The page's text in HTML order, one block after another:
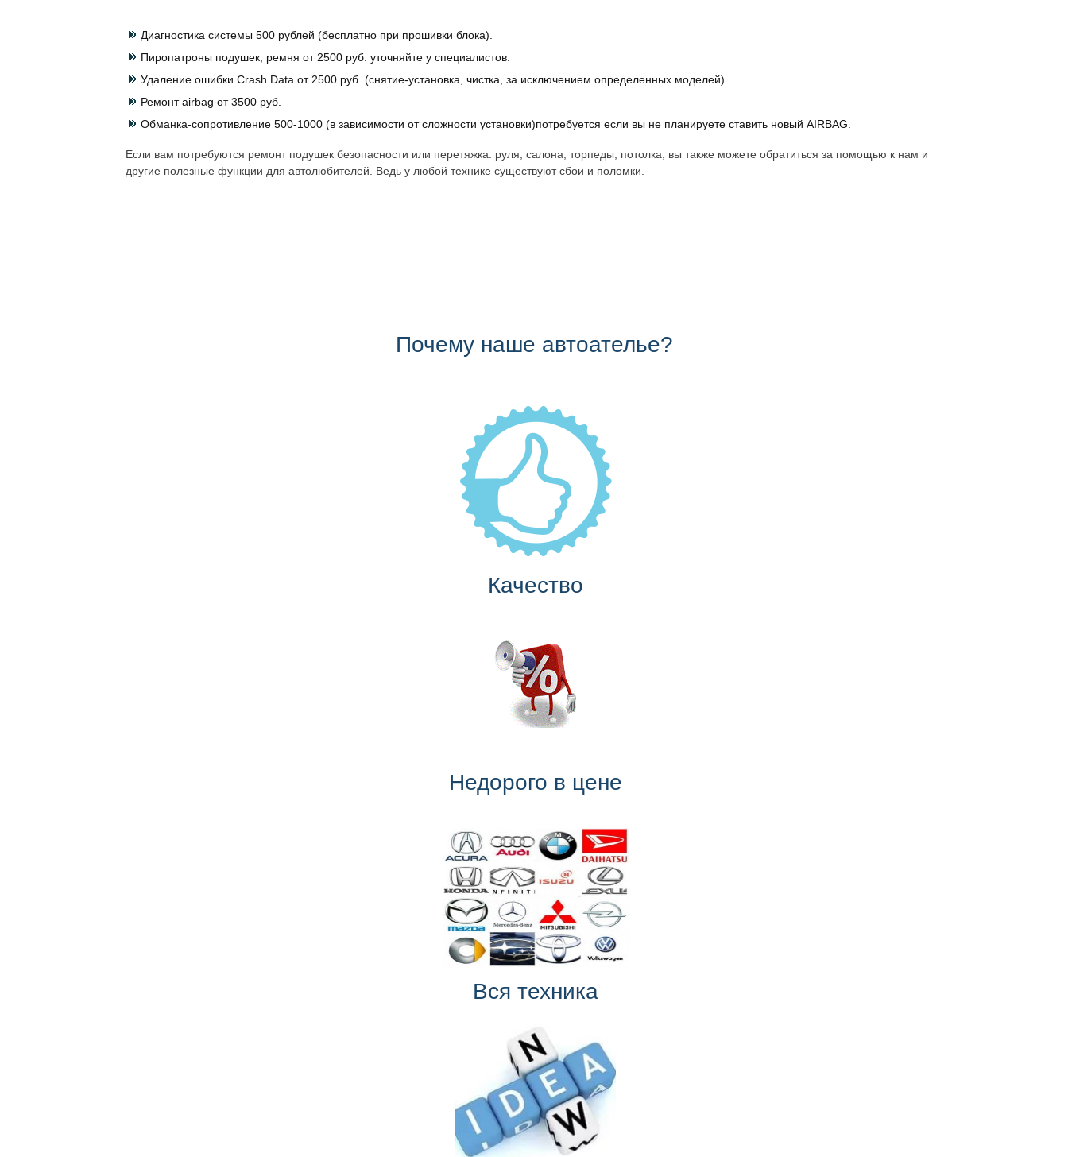
Диагностика системы 500 рублей (бесплатно при прошивки блока).
Пиропатроны подушек, ремня от 2500 руб. уточняйте у специалистов.
Удаление ошибки Crash Data от 2500 руб. (снятие-установка, чистка, за исключением определенных моделей).
Ремонт airbag от 3500 руб.
Обманка-сопротивление 500-1000 (в зависимости от сложности установки)потребуется если вы не планируете ставить новый AIRBAG.
Если вам потребуются ремонт подушек безопасности или перетяжка: руля, салона, торпеды, потолка, вы также можете обратиться за помощью к нам и
другие полезные функции для автолюбителей. Ведь у любой технике существуют сбои и поломки.
Почему наше автоателье?
Качество
Недорого в цене
Вся техника